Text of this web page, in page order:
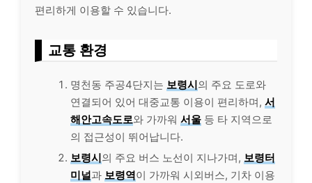
편리하게 이용할 수 있습니다.
교통 환경
명천동 주공4단지는 보령시의 주요 도로와
연결되어 있어 대중교통 이용이 편리하며, 서
해안고속도로와 가까워 서울 등 타 지역으로
의 접근성이 뛰어납니다.
보령시의 주요 버스 노선이 지나가며, 보령터
미널과 보령역이 가까워 시외버스, 기차 이용